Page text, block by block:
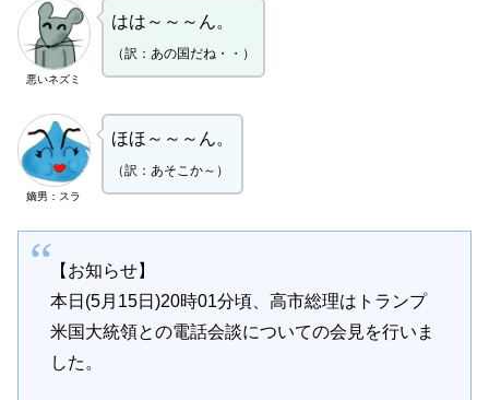
悪いネズミ
はは～～～ん。
（訳 ： あの国だね・・）
嫡男：スラ
ほほ～～～ん。
（訳： あそこか～）
【お知らせ】
本日(5月15日)20時01分頃、高市総理はトランプ
米国大統領との電話会談についての会見を行いま
した。